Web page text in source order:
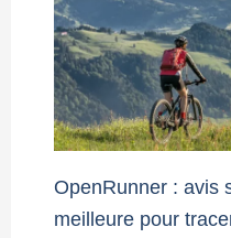
OpenRunner : avis
meilleure pour